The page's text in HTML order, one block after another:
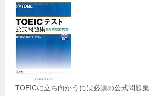
TOEICに立ち向かうには必須の公式問題集